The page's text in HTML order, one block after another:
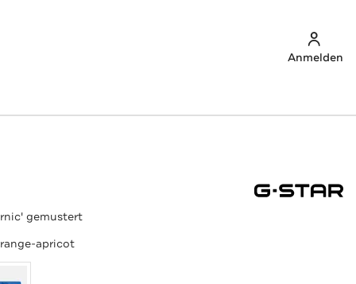
Anmelden
gemustert
apricot